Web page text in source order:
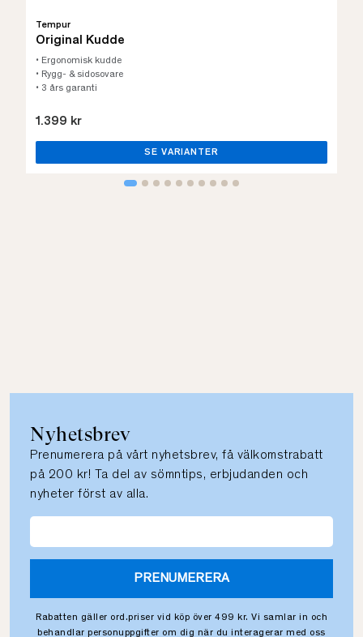
Tempur
Original Kudde
• Ergonomisk kudde
• Rygg- & sidosovare
• 3 års garanti
1.399 kr
SE VARIANTER
Nyhetsbrev
Prenumerera på vårt nyhetsbrev, få välkomstrabatt
på 200 kr! Ta del av sömntips, erbjudanden och
nyheter först av alla.
PRENUMERERA
Rabatten gäller ord.priser vid köp över 499 kr. Vi samlar in och
behandlar personuppgifter om dig när du interagerar med oss